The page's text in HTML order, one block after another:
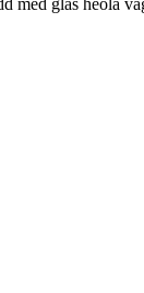
glas heöla